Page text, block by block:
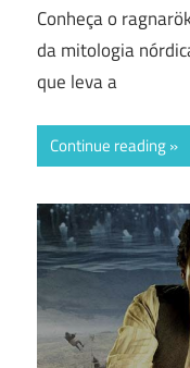
Conheça o
da mitologia
que leva a
Continue reading